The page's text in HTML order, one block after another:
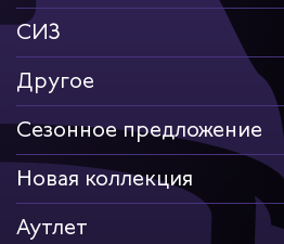
СИЗ
Другое
Сезонное предложение
Новая коллекция
Аутлет